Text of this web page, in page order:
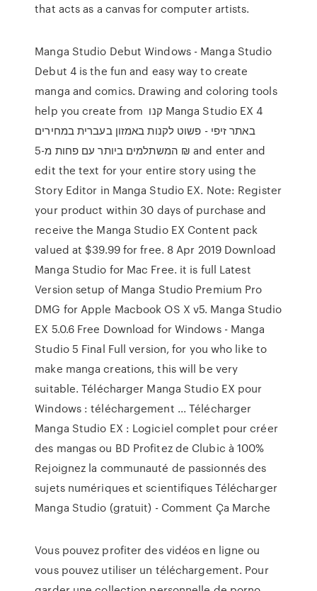
that acts as a canvas for computer artists.
Manga Studio Debut Windows - Manga Studio
Debut 4 is the fun and easy way to create
manga and comics. Drawing and coloring tools
help you create from קנו Manga Studio EX 4
באתר זיפי - פשוט לקנות באמזון בעברית במחירים
המשתלמים ביותר עם פחות מ-5 ₪ and enter and
edit the text for your entire story using the
Story Editor in Manga Studio EX. Note: Register
your product within 30 days of purchase and
receive the Manga Studio EX Content pack
valued at $39.99 for free. 8 Apr 2019 Download
Manga Studio for Mac Free. it is full Latest
Version setup of Manga Studio Premium Pro
DMG for Apple Macbook OS X v5. Manga Studio
EX 5.0.6 Free Download for Windows - Manga
Studio 5 Final Full version, for you who like to
make manga creations, this will be very
suitable. Télécharger Manga Studio EX pour
Windows : téléchargement ... Télécharger
Manga Studio EX : Logiciel complet pour créer
des mangas ou BD Profitez de Clubic à 100%
Rejoignez la communauté de passionnés des
sujets numériques et scientifiques Télécharger
Manga Studio (gratuit) - Comment Ça Marche
Vous pouvez profiter des vidéos en ligne ou
vous pouvez utiliser un téléchargement. Pour